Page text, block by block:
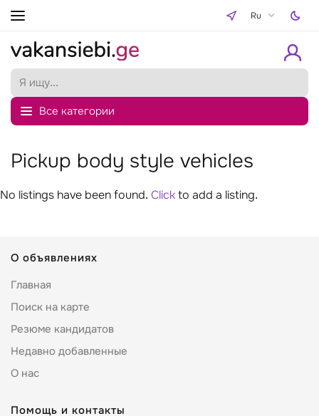
Ru
Все категории
Pickup body style vehicles
No listings have been found. Clickto add a listing.
О объявлениях
Главная
Поиск на карте
Резюме кандидатов
Недавно добавленные
О нас
Помощь и контакты